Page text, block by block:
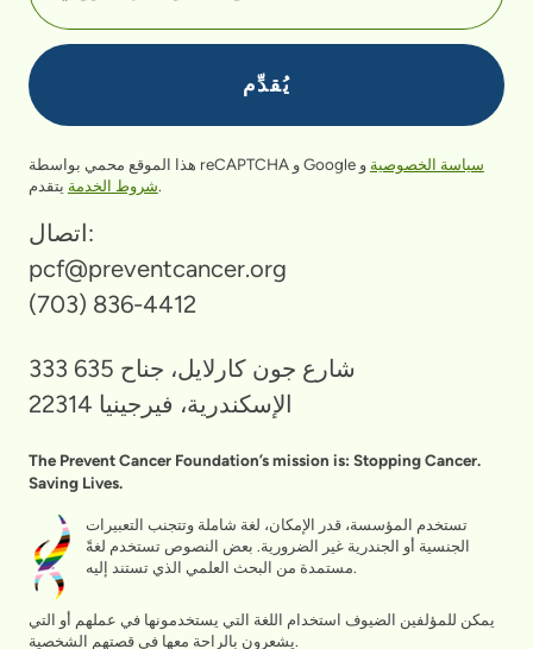
هذا الموقع محمي بواسطة reCAPTCHA و Google سياسة الخصوصية و
شروط الخدمةيتقدم.
اتصال:
pcf@preventcancer.org
(703) 836-4412
333 شارع جون كارلايل، جناح 635
الإسكندرية، فيرجينيا 22314
The Prevent Cancer Foundation’s mission is: Stopping Cancer.
Saving Lives.
تستخدم المؤسسة، قدر الإمكان، لغة شاملة وتتجنب التعبيرات
الجنسية أو الجندرية غير الضرورية. بعض النصوص تستخدم لغةً
مستمدة من البحث العلمي الذي تستند إليه.
يمكن للمؤلفين الضيوف استخدام اللغة التي يستخدمونها في عملهم أو التي
يشعرون بالراحة معها في قصتهم الشخصية.